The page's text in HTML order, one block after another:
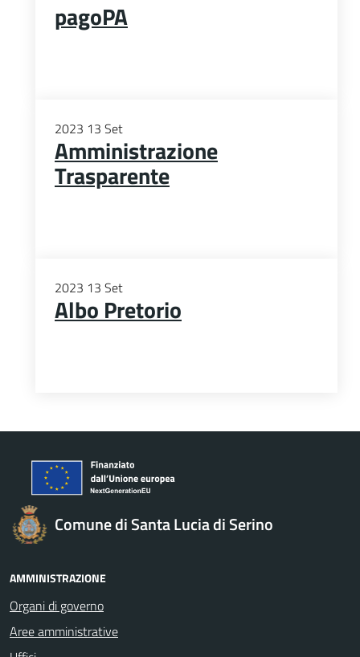
pagoPA
2023 13 Set
Amministrazione
Trasparente
2023 13 Set
Albo Pretorio
Comune di Santa Lucia di Serino
AMMINISTRAZIONE
Organi di governo
Aree amministrative